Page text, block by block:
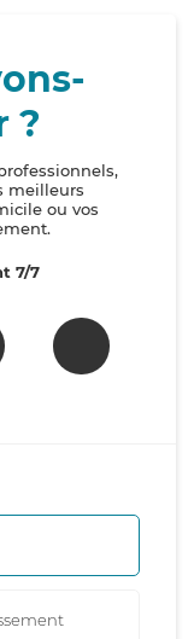
?
meilleurs
ou vos
7/7